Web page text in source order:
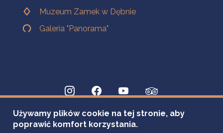
Muzeum Zamek w Dębnie
Galeria "Panorama"
Używamy plików cookie na tej stronie, aby
poprawić komfort korzystania.